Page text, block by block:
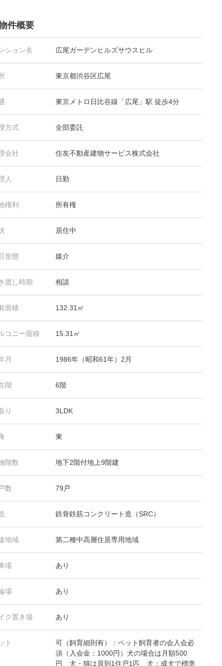
件概要
ション名 広尾ガーデンヒルズサウスヒル
東京都渋谷区広尾
東京メトロ日比谷線「広尾」駅 徒歩4分
方式 全部委託
会社 住友不動産建物サービス株式会社
人 日勤
権利 所有権
居住中
形態 媒介
渡し時期 相談
面積 132.31㎡
コニー面積 15.31㎡
月 1986年（昭和61年）2月
階 6階
り 3LDK
東
階数 地下2階付地上9階建
数 79戸
鉄骨鉄筋コンクリート造（SRC）
地域 第二種中高層住居専用地域
場 あり
場 あり
ク置き場 あり
ト
可（飼育細則有）：ペット飼育者の会入会必
須（入会金：1000円）犬の場合は月額500
円、犬・猫は原則1住戸1匹、犬：成犬で標準